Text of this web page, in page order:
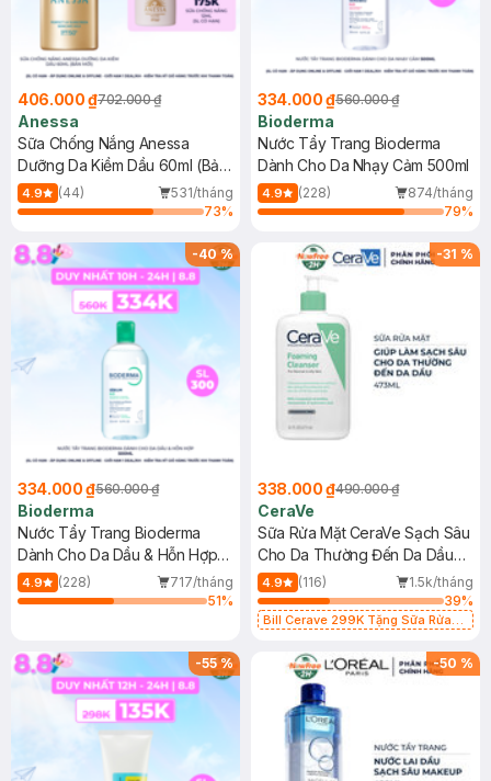
406.000 ₫702.000 ₫
Anessa
Sữa Chống Nắng Anessa
Dưỡng Da Kiềm Dầu 60ml (Bản
Mới)
4.9 (44)
531/tháng
73%
334.000 ₫560.000 ₫
Bioderma
Nước Tẩy Trang Bioderma
Dành Cho Da Nhạy Cảm 500ml
4.9 (228)
874/tháng
79%
-40%
334.000 ₫560.000 ₫
Bioderma
Nước Tẩy Trang Bioderma
Dành Cho Da Dầu & Hỗn Hợp
500ml
4.9 (228)
717/tháng
51%
-31 %
338.000 ₫490.000 ₫
CeraVe
Sữa Rửa Mặt CeraVe Sạch Sâu
Cho Da Thường Đến Da Dầu
473ml
4.9 (116)
1.5k/tháng
39%
Bill Cerave 299K Tặng Sữa Rửa
-55% -50 %